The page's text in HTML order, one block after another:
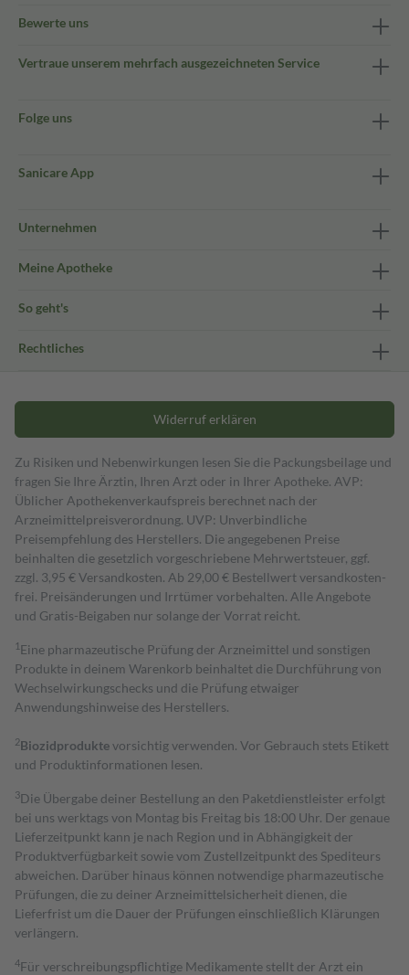
Bewerte uns
Vertraue unserem mehrfach ausgezeichneten Service
Folge uns
Sanicare App
Unternehmen
Meine Apotheke
So geht's
Rechtliches
Widerruf erklären
Zu Risiken und Nebenwirkungen lesen Sie die Packungsbeilage und
fragen Sie Ihre Ärztin, Ihren Arzt oder in Ihrer Apotheke. AVP:
Üblicher Apothekenverkaufspreis berechnet nach der
Arzneimittelpreisverordnung. UVP: Unverbindliche
Preisempfehlung des Herstellers. Die angegebenen Preise
beinhalten die gesetzlich vorgeschriebene Mehrwertsteuer, ggf.
zzgl. 3,95 € Versandkosten. Ab 29,00 € Bestell­wert versand­kosten­
frei. Preisänderungen und Irrtümer vorbehalten. Alle Angebote
und Gratis-Beigaben nur solange der Vorrat reicht.
1 Eine pharmazeutische Prüfung der Arzneimittel und sonstigen
Produkte in deinem Warenkorb beinhaltet die Durchführung von
Wechselwirkungschecks und die Prüfung etwaiger
Anwendungshinweise des Herstellers.
2Biozidproduktevorsichtig verwenden. Vor Gebrauch stets Etikett
und Produktinformationen lesen.
3Die Übergabe deiner Bestellung an den Paketdienstleister erfolgt
bei uns werktags von Montag bis Freitag bis 18:00 Uhr. Der genaue
Lieferzeitpunkt kann je nach Region und in Abhängigkeit der
Produktverfügbarkeit sowie vom Zustellzeitpunkt des Spediteurs
abweichen. Darüber hinaus können notwendige pharmazeutische
Prüfungen, die zu deiner Arzneimittelsicherheit dienen, die
Lieferfrist um die Dauer der Prüfungen einschließlich Klärungen
verlängern.
4Für verschreibungspflichtige Medikamente stellt der Arzt ein